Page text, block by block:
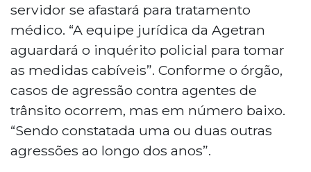
servidor se afastará para tratamento
médico. “A equipe jurídica da Agetran
aguardará o inquérito policial para tomar
as medidas cabíveis”. Conforme o órgão,
casos de agressão contra agentes de
trânsito ocorrem, mas em número baixo.
“Sendo constatada uma ou duas outras
agressões ao longo dos anos”.